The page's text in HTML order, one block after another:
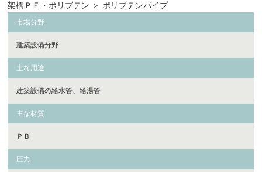
架橋ＰＥ・ポリブテン ＞ ポリブテンパイプ
市場分野
建築設備分野
主な用途
建築設備の給水管、給湯管
主な材質
ＰＢ
圧力